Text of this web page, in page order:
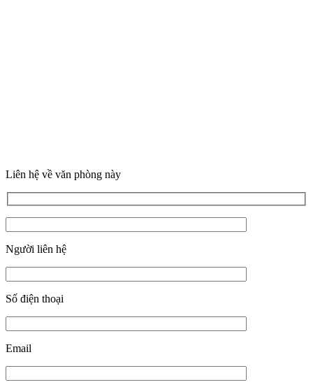
Liên hệ về văn phòng này
Người liên hệ
Số điện thoại
Email